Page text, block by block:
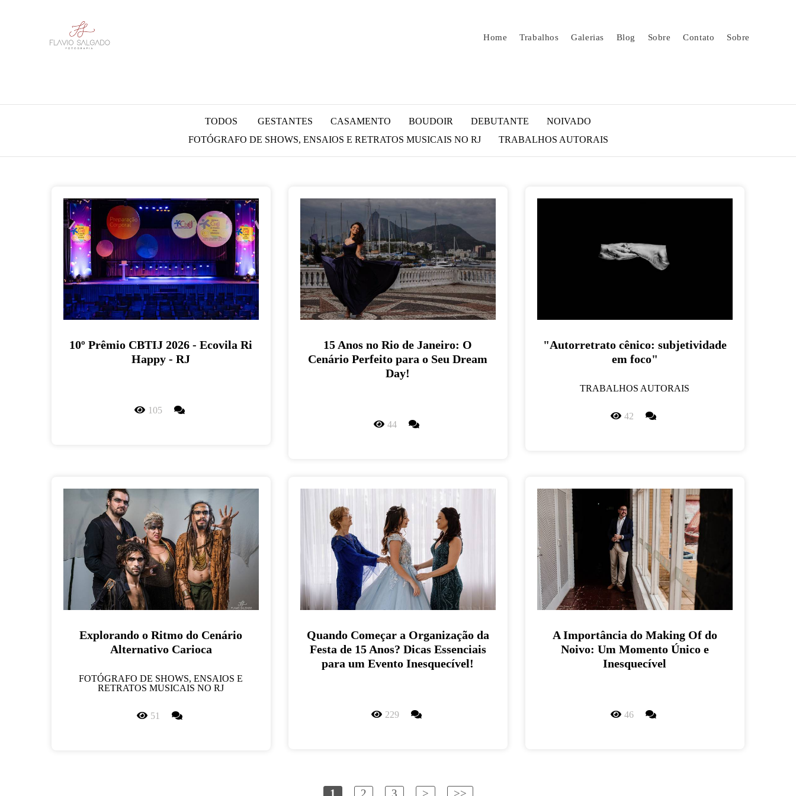
Home Trabalhos Galerias Blog Sobre Contato Sobre
TODOS GESTANTES CASAMENTO BOUDOIR DEBUTANTE
NOIVADO
FOTÓGRAFO DE SHOWS, ENSAIOS E RETRATOS MUSICAIS NO RJ
TRABALHOS AUTORAIS
10º Prêmio CBTIJ 2026 - Ecovila Ri
Happy - RJ
105
15 Anos no Rio de Janeiro: O
Cenário Perfeito para o Seu Dream
Day!
44
"Autorretrato cênico: subjetividade
em foco"
TRABALHOS AUTORAIS
42
Explorando o Ritmo do Cenário
Alternativo Carioca
FOTÓGRAFO DE SHOWS, ENSAIOS E
RETRATOS MUSICAIS NO RJ
51
Quando Começar a Organização da
Festa de 15 Anos? Dicas Essenciais
para um Evento Inesquecível!
229
A Importância do Making Of do
Noivo: Um Momento Único e
Inesquecível
46
1 2 3 > >>